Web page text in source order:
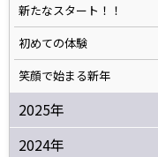
新たなスタート！！
初めての体験
笑顔で始まる新年
2025年
2024年